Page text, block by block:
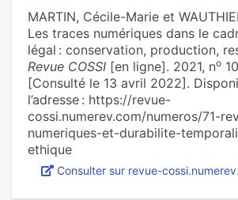
MARTIN, Cécile-Marie et
Les traces numériques dans le
légal : conservation, production,
Revue COSSI [en ligne]. 2021, no
[Consulté le 13 avril 2022].
l’adresse : https://revue-
cossi.numerev.com/numeros/71-
numeriques-et-durabilite-
ethique
Consulter sur revue-